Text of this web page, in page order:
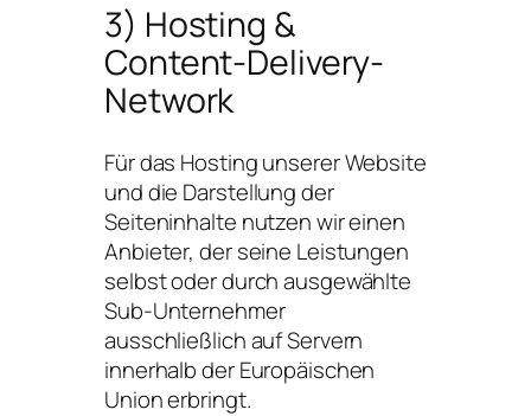
3) Hosting &
Content-Delivery-
Network
Für das Hosting unserer Website
und die Darstellung der
Seiteninhalte nutzen wir einen
Anbieter, der seine Leistungen
selbst oder durch ausgewählte
Sub-Unternehmer
ausschließlich auf Servern
innerhalb der Europäischen
Union erbringt.